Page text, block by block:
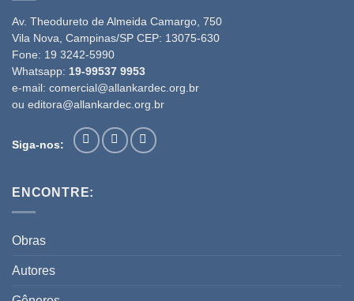
Av. Theodureto de Almeida Camargo, 750
Vila Nova, Campinas/SP CEP: 13075-630
Fone: 19 3242-5990
Whatsapp: 19-99537 9953
e-mail: comercial@allankardec.org.br
ou editora@allankardec.org.br
Siga-nos:
ENCONTRE:
Obras
Autores